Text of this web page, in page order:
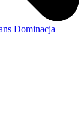
Dominacja